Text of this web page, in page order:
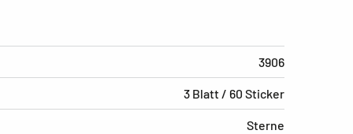
3906
3 Blatt / 60 Sticker
Sterne